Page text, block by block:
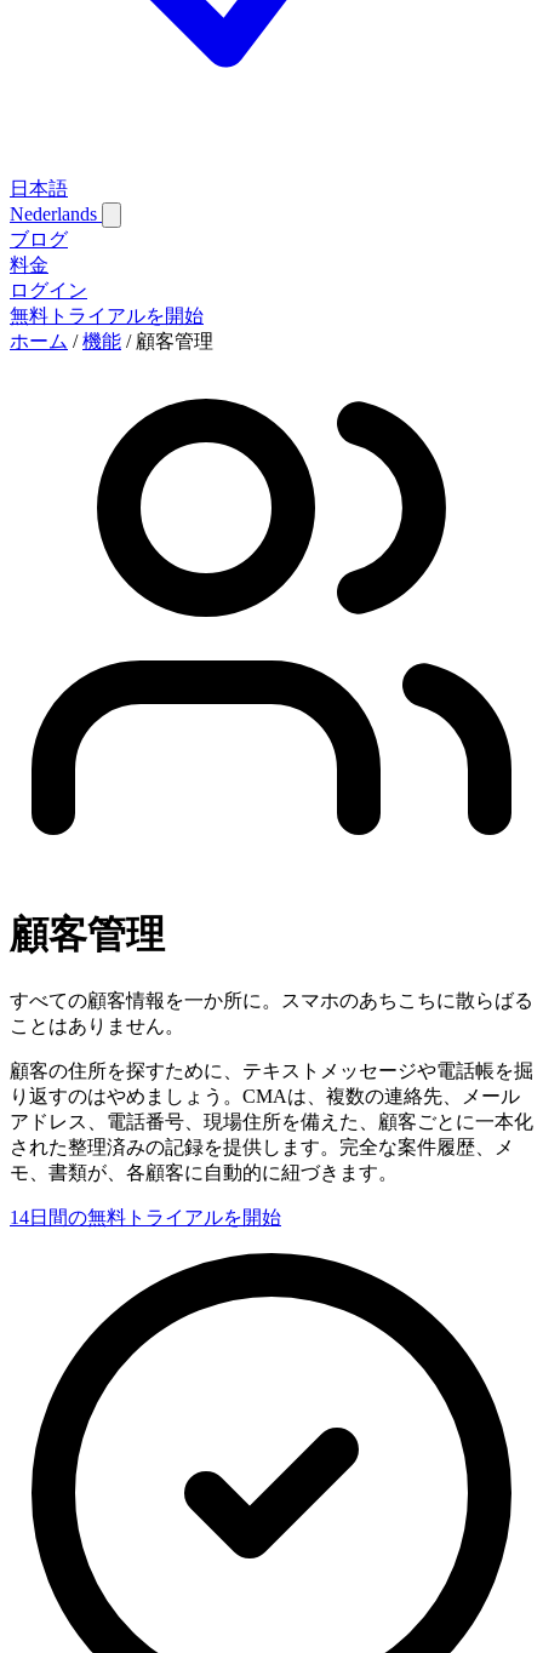
日本語
Nederlands
ブログ
料金
ログイン
無料トライアルを開始
ホーム / 機能 / 顧客管理
顧客管理
すべての顧客情報を一か所に。スマホのあちこちに散らばる
ことはありません。
顧客の住所を探すために、テキストメッセージや電話帳を掘
り返すのはやめましょう。CMAは、複数の連絡先、メール
アドレス、電話番号、現場住所を備えた、顧客ごとに一本化
された整理済みの記録を提供します。完全な案件履歴、メ
モ、書類が、各顧客に自動的に紐づきます。
14日間の無料トライアルを開始